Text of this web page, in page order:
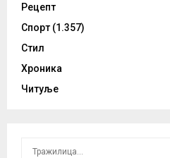
Рецепт
Спорт (1.357)
Стил
Хроника
Читуље